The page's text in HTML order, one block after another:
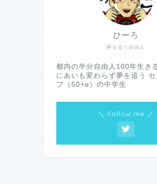
夢を追う自由人
ひーろ
都内の半分自由人100年生き
にあいも変わらず夢を追う
フ（50+α）の中学生
＼ Follow me ／